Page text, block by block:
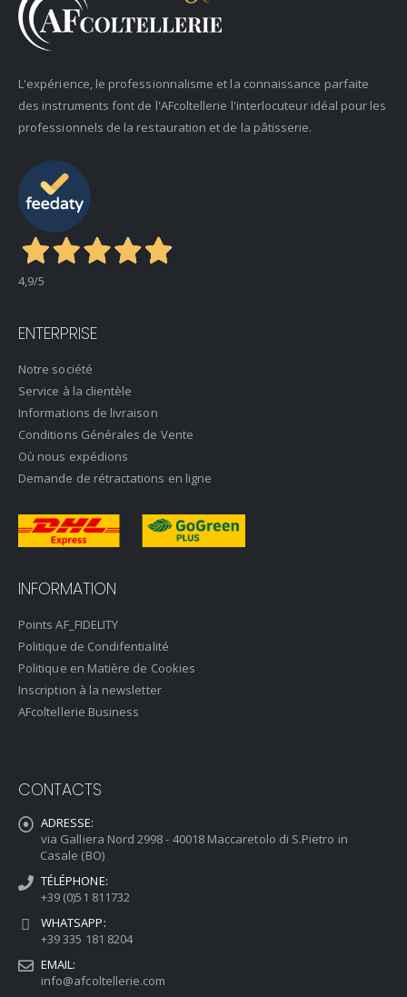
L'expérience, le professionnalisme et la connaissance parfaite
des instruments font de l'AFcoltellerie l'interlocuteur idéal pour les
professionnels de la restauration et de la pâtisserie.
4,9/5
ENTERPRISE
Notre société
Service à la clientèle
Informations de livraison
Conditions Générales de Vente
Où nous expédions
Demande de rétractations en ligne
INFORMATION
Points AF_FIDELITY
Politique de Condifentialité
Politique en Matière de Cookies
Inscription à la newsletter
AFcoltellerie Business
CONTACTS
ADRESSE:
via Galliera Nord 2998 - 40018 Maccaretolo di S.Pietro in
Casale (BO)
TÉLÉPHONE:
+39 (0)51 811732
WHATSAPP:
+39 335 181 8204
EMAIL:
info@afcoltellerie.com